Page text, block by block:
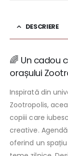
DESCRIERE
🌈 Un cadou
orașului
Inspirată din
Zootropolis,
copiii care
creative.
oferind un